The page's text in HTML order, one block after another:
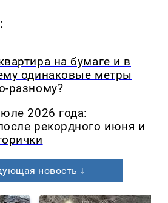
на бумаге и в
одинаковые метры
разному?
2026 года:
рекордного июня и
новость ↓